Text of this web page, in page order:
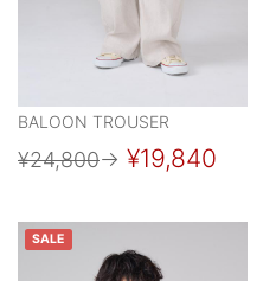
BALOON TROUSER
¥24,800→ ¥19,840
SALE